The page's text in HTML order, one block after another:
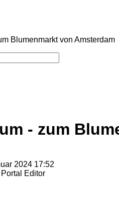
Blumenmarkt von Amsterdam
- zum
2024 17:52
Portal Editor